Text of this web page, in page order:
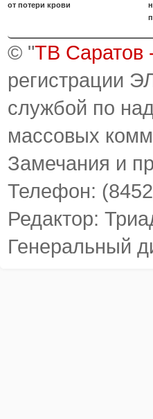
от потери крови
© "ТВ Саратов
регистрации
службой по
массовых
Замечания и
Телефон:
Редактор:
Генеральный